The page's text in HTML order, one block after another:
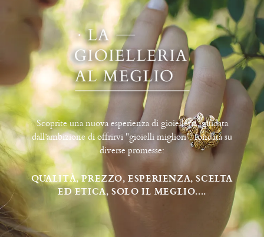
Scoprite una nuova esperienza di gioielleria, guidata
dall’ambizione di offrirvi "gioielli migliori", fondata su
diverse promesse:
QUALITÀ, PREZZO, ESPERIENZA, SCELTA
ED ETICA, SOLO IL MEGLIO....